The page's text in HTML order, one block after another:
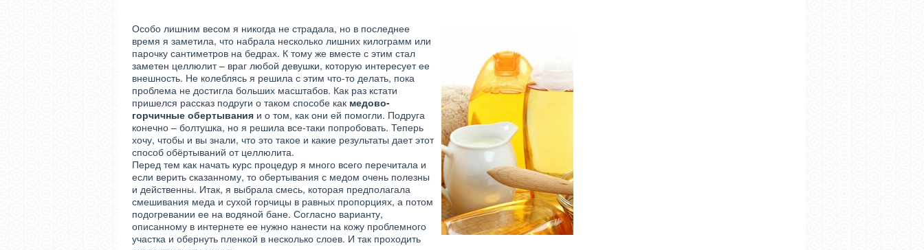
Особо лишним весом я никогда не страдала, но в последнее
время я заметила, что набрала несколько лишних килограмм или
парочку сантиметров на бедрах. К тому же вместе с этим стал
заметен целлюлит – враг любой девушки, которую интересует ее
внешность. Не колеблясь я решила с этим что-то делать, пока
проблема не достигла больших масштабов. Как раз кстати
пришелся рассказ подруги о таком способе как медово-
горчичные обертывания и о том, как они ей помогли. Подруга
конечно – болтушка, но я решила все-таки попробовать. Теперь
хочу, чтобы и вы знали, что это такое и какие результаты дает этот
способ обёртываний от целлюлита.
Перед тем как начать курс процедур я много всего перечитала и
если верить сказанному, то обертывания с медом очень полезны
и действенны. Итак, я выбрала смесь, которая предполагала
смешивания меда и сухой горчицы в равных пропорциях, а потом
подогревании ее на водяной бане. Согласно варианту,
описанному в интернете ее нужно нанести на кожу проблемного
участка и обернуть пленкой в несколько слоев. И так проходить